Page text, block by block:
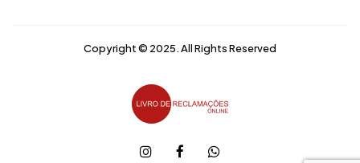
Copyright © 2025. All Rights Reserved